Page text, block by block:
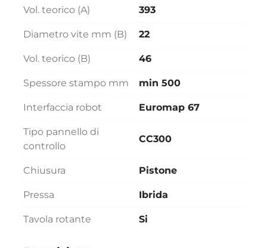
Vol. teorico (A) 393
Diametro vite mm (B) 22
Vol. teorico (B) 46
Spessore stampo mm min 500
Interfaccia robot Euromap 67
Tipo pannello di
controllo
CC300
Chiusura Pistone
Pressa Ibrida
Tavola rotante Si